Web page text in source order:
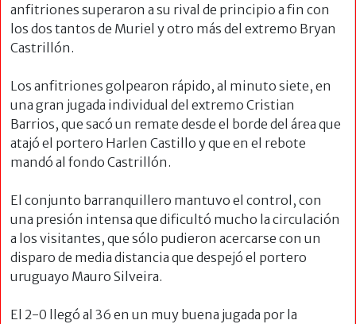
anfitriones superaron a su rival de principio a fin con
los dos tantos de Muriel y otro más del extremo Bryan
Castrillón.
Los anfitriones golpearon rápido, al minuto siete, en
una gran jugada individual del extremo Cristian
Barrios, que sacó un remate desde el borde del área que
atajó el portero Harlen Castillo y que en el rebote
mandó al fondo Castrillón.
El conjunto barranquillero mantuvo el control, con
una presión intensa que dificultó mucho la circulación
a los visitantes, que sólo pudieron acercarse con un
disparo de media distancia que despejó el portero
uruguayo Mauro Silveira.
El 2-0 llegó al 36 en un muy buena jugada por la